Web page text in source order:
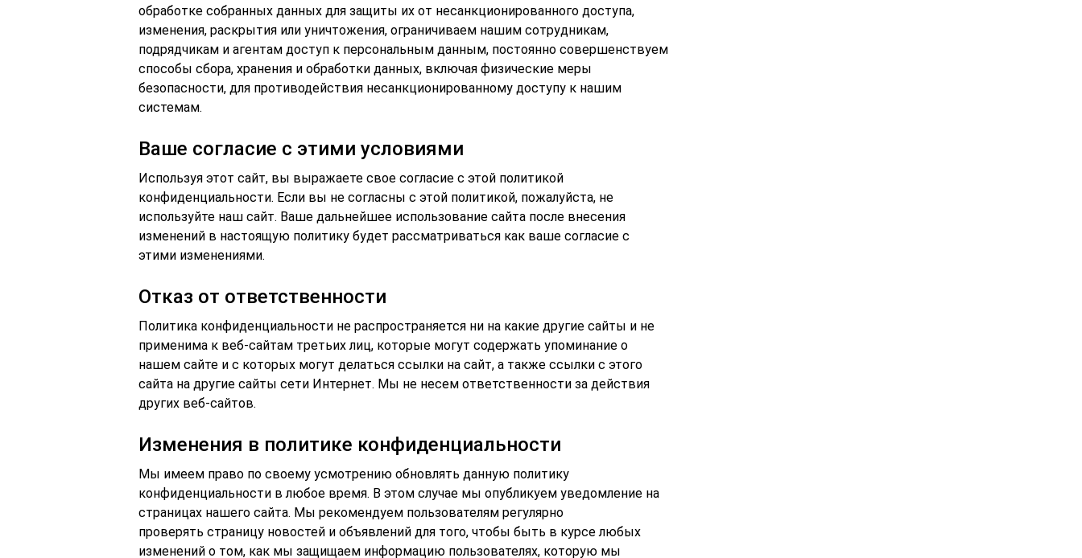
обработке собранных данных для защиты их от несанкционированного доступа,
изменения, раскрытия или уничтожения, ограничиваем нашим сотрудникам,
подрядчикам и агентам доступ к персональным данным, постоянно совершенствуем
способы сбора, хранения и обработки данных, включая физические меры
безопасности, для противодействия несанкционированному доступу к нашим
системам.
Ваше согласие с этими условиями
Используя этот сайт, вы выражаете свое согласие с этой политикой
конфиденциальности. Если вы не согласны с этой политикой, пожалуйста, не
используйте наш сайт. Ваше дальнейшее использование сайта после внесения
изменений в настоящую политику будет рассматриваться как ваше согласие с
этими изменениями.
Отказ от ответственности
Политика конфиденциальности не распространяется ни на какие другие сайты и не
применима к веб-сайтам третьих лиц, которые могут содержать упоминание о
нашем сайте и с которых могут делаться ссылки на сайт, а также ссылки с этого
сайта на другие сайты сети Интернет. Мы не несем ответственности за действия
других веб-сайтов.
Изменения в политике конфиденциальности
Мы имеем право по своему усмотрению обновлять данную политику
конфиденциальности в любое время. В этом случае мы опубликуем уведомление на
страницах нашего сайта. Мы рекомендуем пользователям регулярно
проверять страницу новостей и объявлений для того, чтобы быть в курсе любых
изменений о том, как мы защищаем информацию пользователях, которую мы